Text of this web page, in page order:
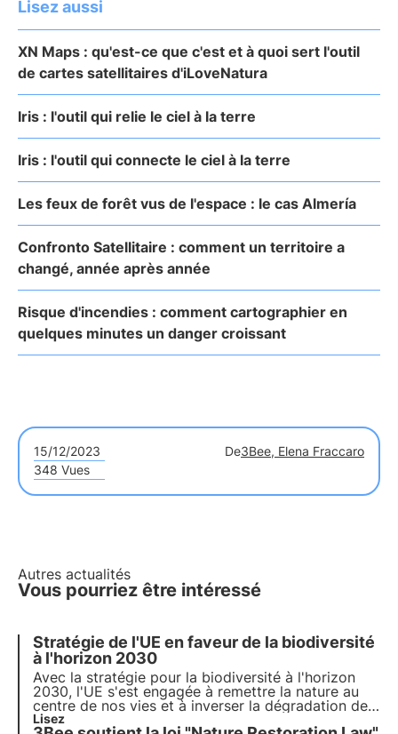
Lisez aussi
XN Maps : qu'est-ce que c'est et à quoi sert l'outil
de cartes satellitaires d'iLoveNatura
Iris : l'outil qui relie le ciel à la terre
Iris : l'outil qui connecte le ciel à la terre
Les feux de forêt vus de l'espace : le cas Almería
Confronto Satellitaire : comment un territoire a
changé, année après année
Risque d'incendies : comment cartographier en
quelques minutes un danger croissant
15/12/2023 De3Bee, Elena Fraccaro
348 Vues
Autres actualités
Vous pourriez être intéressé
Stratégie de l'UE en faveur de la biodiversité
à l'horizon 2030
Avec la stratégie pour la biodiversité à l'horizon
2030, l'UE s'est engagée à remettre la nature au
centre de nos vies et à inverser la dégradation des
écosystèmes.
Lisez